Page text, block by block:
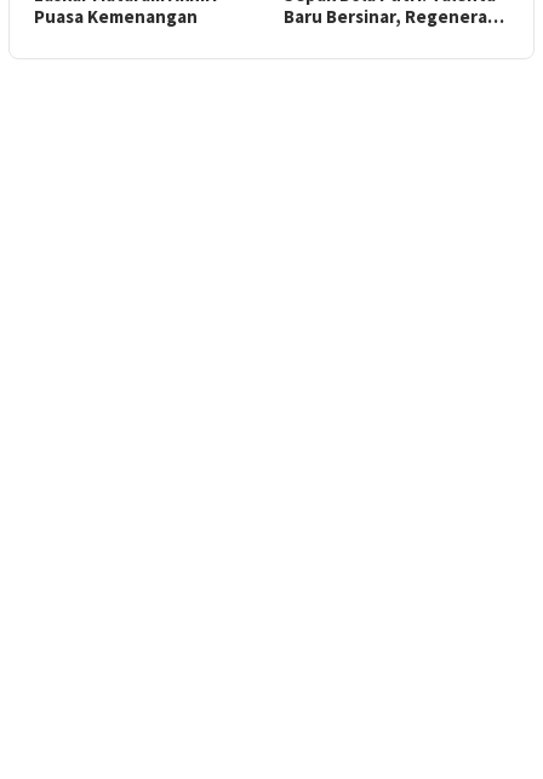
Puasa Kemenangan
Baru Bersinar, Regenera…